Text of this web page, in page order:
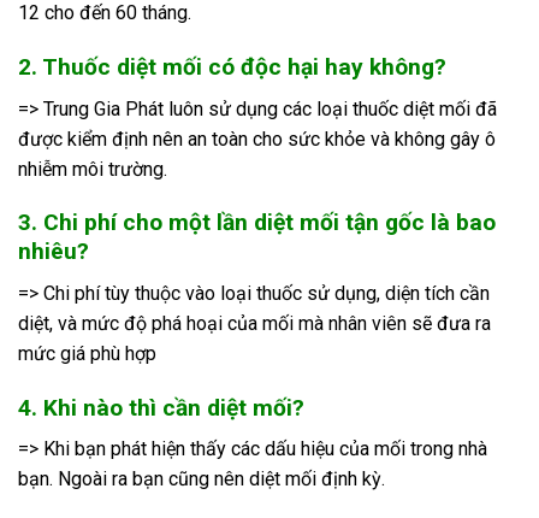
12 cho đến 60 tháng.
2. Thuốc diệt mối có độc hại hay không?
=> Trung Gia Phát luôn sử dụng các loại thuốc diệt mối đã
được kiểm định nên an toàn cho sức khỏe và không gây ô
nhiễm môi trường.
3. Chi phí cho một lần diệt mối tận gốc là bao
nhiêu?
=> Chi phí tùy thuộc vào loại thuốc sử dụng, diện tích cần
diệt, và mức độ phá hoại của mối mà nhân viên sẽ đưa ra
mức giá phù hợp
4. Khi nào thì cần diệt mối?
=> Khi bạn phát hiện thấy các dấu hiệu của mối trong nhà
bạn. Ngoài ra bạn cũng nên diệt mối định kỳ.